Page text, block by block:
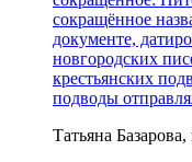
сокращённое
документе,
новгородских
крестьянских
подводы
Татьяна